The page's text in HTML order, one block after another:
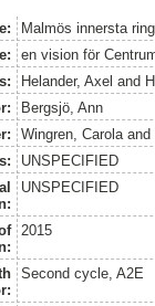
Malmös innersta
en vision för
Helander, Axel and
Bergsjö, Ann
Wingren, Carola and
UNSPECIFIED
UNSPECIFIED
2015
Second cycle, A2E